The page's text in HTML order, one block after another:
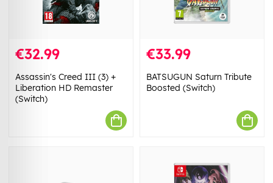
€32.99
Assassin's Creed III (3) +
Liberation HD Remaster
(Switch)
€33.99
BATSUGUN Saturn Tribute
Boosted (Switch)